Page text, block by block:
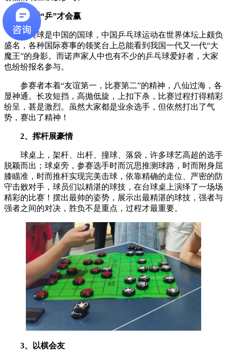
1、爱“乒”才会赢
乒乓球是中国的国球，中国乒乓球运动在世界体坛上颇负
盛名，各种国际赛事的领奖台上总能看到我国一代又一代“大
魔王”的身影。而诺声家人中也有不少的乒乓球爱好者，大家
也纷纷报名参与。
参赛者本着“友谊第一，比赛第二”的精神，八仙过海，各
显神通。长攻短挡，高抛低旋，上扣下杀，比赛过程打得精彩
纷呈，甚是激烈。虽然大家都是业余选手，但依然打出了气
势，赛出了精神！
2、挥杆展豪情
球桌上，架杆、出杆、撞球、落袋，许多球艺高超的选手
脱颖而出；球桌旁，参赛选手时而沉思推测球路，时而附身屈
膝瞄准，时而推杆实现完美击球，依靠精确的走位、严密的防
守击败对手，球员们以精湛的球技，在台球桌上演绎了一场场
精彩的比赛！摆出最帅的姿势，展示出最精湛的球技，强者与
强者之间的对决，胜负不是重点，过程才最重要。
3、以棋会友